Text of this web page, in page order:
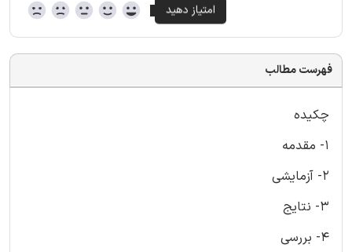
فهرست مطالب
چکیده
1- مقدمه
2- آزمایشی
3- نتایج
4- بررسی